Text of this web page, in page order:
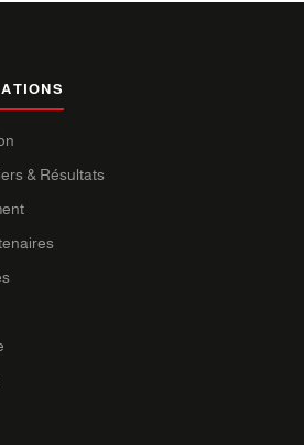
& Résultats